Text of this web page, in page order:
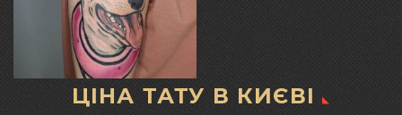
ЦІНА ТАТУ В КИЄВІ